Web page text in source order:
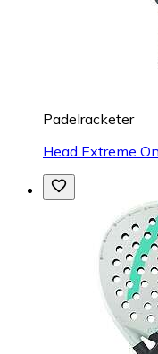
Padelracketer
Head Extreme